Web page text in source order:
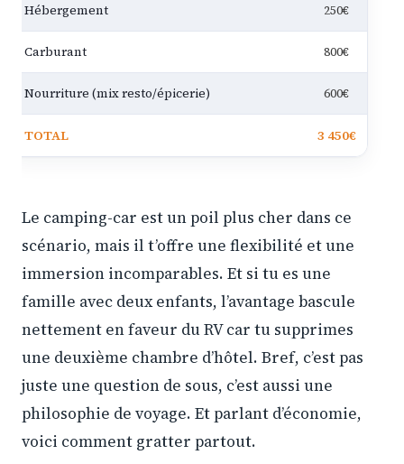
Hébergement 250€
Carburant 800€
Nourriture (mix resto/épicerie) 600€
TOTAL 3 450€
Le camping-car est un poil plus cher dans ce
scénario, mais il t’offre une flexibilité et une
immersion incomparables. Et si tu es une
famille avec deux enfants, l’avantage bascule
nettement en faveur du RV car tu supprimes
une deuxième chambre d’hôtel. Bref, c’est pas
juste une question de sous, c’est aussi une
philosophie de voyage. Et parlant d’économie,
voici comment gratter partout.